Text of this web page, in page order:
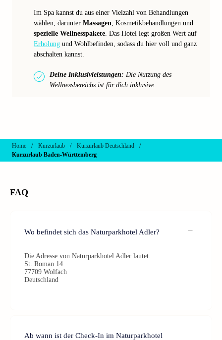
Im Spa kannst du aus einer Vielzahl von Behandlungen
wählen, darunter Massagen, Kosmetikbehandlungen und
spezielle Wellnesspakete. Das Hotel legt großen Wert auf
Erholung und Wohlbefinden, sodass du hier voll und ganz
abschalten kannst.
Deine Inklusivleistungen: Die Nutzung des
Wellnessbereichs ist für dich inklusive.
Home / Kurzurlaub / Kurzurlaub Deutschland /
Kurzurlaub Baden-Württemberg
FAQ
Wo befindet sich das Naturparkhotel Adler?
Die Adresse von Naturparkhotel Adler lautet:
St. Roman 14
77709 Wolfach
Deutschland
Ab wann ist der Check-In im Naturparkhotel